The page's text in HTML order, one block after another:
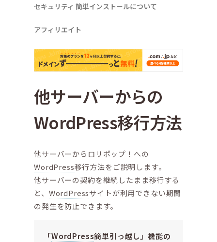
セキュリティ 簡単インストールについて
アフィリエイト
他サーバーからの
WordPress移行方法
他サーバーからロリポップ！への
WordPress移行方法をご説明します。
他サーバーの契約を継続したまま移行する
と、 WordPressサイトが利用できない期間
の発生を防止できます。
「WordPress簡単引っ越し」機能の